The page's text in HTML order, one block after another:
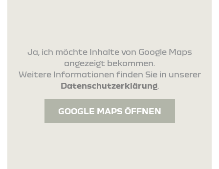
Ja, ich möchte Inhalte von Google Maps
angezeigt bekommen.
Weitere Informationen finden Sie in unserer
Datenschutzerklärung.
GOOGLE MAPS ÖFFNEN